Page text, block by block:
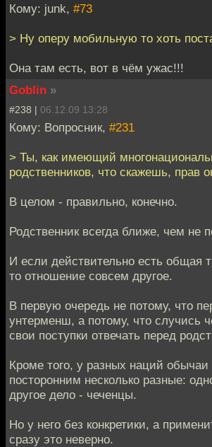
Кому: junk, #73
> Ну оперу мобильную то хоть
Она там есть, вот в чём ужас!!!
Goblin »
#238 | 06.12.09 13:28
Кому: Вопросник, #231
> Ты, как имеющий
родственников, что скажешь, прав
В целом - правильно, конечно.
Родственник всегда ближе, чем не
И если действительно есть общая
то отношение совсем другое.
В первую очередь не потому, что
унтерменш, а потому, что случись
свои поступки отвечать перед
Кроме того, у разных наций
посторонним несколько разные:
другое дело - чеченцы.
Но у него без конкретики, а
сразу это неверно.